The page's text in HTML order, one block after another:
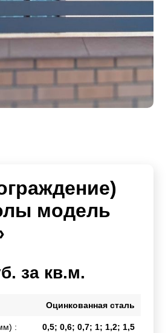
модель
за кв.м.
Оцинкованная сталь
: 0,5; 0,6; 0,7; 1; 1,2; 1,5